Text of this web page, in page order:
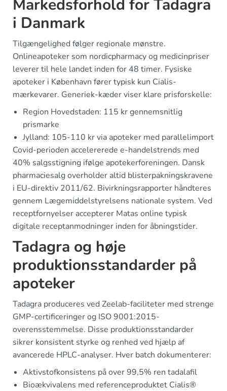
Markedsforhold for Tadagra
i Danmark
Tilgængelighed følger regionale mønstre.
Onlineapoteker som nordicpharmacy og medicinpriser
leverer til hele landet inden for 48 timer. Fysiske
apoteker i København fører typisk kun Cialis-
mærkevarer. Generiek-kæder viser klare prisforskelle:
Region Hovedstaden: 115 kr gennemsnitlig
prismarke
Jylland: 105-110 kr via apoteker med parallelimport
Covid-perioden accelererede e-handelstrends med
40% salgsstigning ifølge apotekerforeningen. Dansk
pharmaciesalg overholder altid blisterpakningskravene
i EU-direktiv 2011/62. Bivirkningsrapporter håndteres
gennem Lægemiddelstyrelsens nationale system. Ved
receptfornyelser accepterer Matas online typisk
digitale receptanmodninger inden for åbningstider.
Tadagra og høje
produktionsstandarder på
apoteker
Tadagra produceres ved Zeelab-faciliteter med strenge
GMP-certificeringer og ISO 9001:2015-
overensstemmelse. Disse produktionsstandarder
sikrer konsistent styrke og renhed ved hjælp af
avancerede HPLC-analyser. Hver batch dokumenterer:
Aktivstofkonsistens på over 99,5% ren tadalafil
Bioækvivalens med referenceproduktet Cialis®